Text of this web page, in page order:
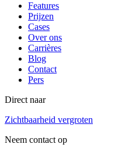
Features
Prijzen
Cases
Over ons
Carrières
Blog
Contact
Pers
Direct naar
Zichtbaarheid vergroten
Neem contact op